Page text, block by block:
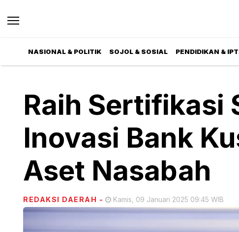
NASIONAL & POLITIK SOJOL & SOSIAL PENDIDIKAN &
Raih Sertifikasi
Inovasi Bank
Aset Nasabah
REDAKSI DAERAH - Kamis, 09 Januari 2025 09:45 WIB